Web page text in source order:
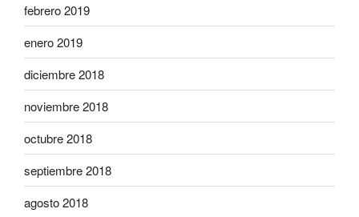
febrero 2019
enero 2019
diciembre 2018
noviembre 2018
octubre 2018
septiembre 2018
agosto 2018